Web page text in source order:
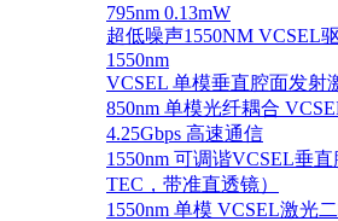
795nm 0.13mW
超低噪声1550NM VCSEL
1550nm
VCSEL 单模垂直腔面发射
850nm 单模光纤耦合
4.25Gbps 高速通信
1550nm 可调谐VCSEL垂
TEC，带准直透镜）
1550nm 单模 VCSEL激光